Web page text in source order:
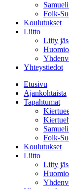
Folk-
Koulutukset
Liitto
Liity
Yhteystiedot
Etusivu
Ajankohtaista
Tapahtumat
Folk-
Koulutukset
Liitto
Liity